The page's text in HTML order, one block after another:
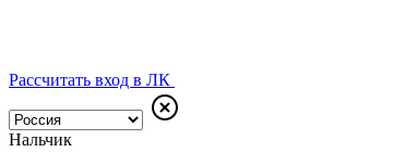
Рассчитать вход в ЛК
Нальчик